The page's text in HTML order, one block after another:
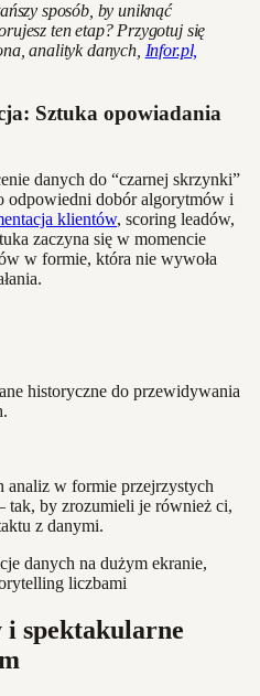
sposób, by uniknąć
ten etap? Przygotuj się
analityk danych, Infor.pl,
Sztuka opowiadania
danych do “czarnej skrzynki”
odpowiedni dobór algorytmów i
klientów, scoring leadów,
zaczyna się w momencie
w formie, która nie wywoła
historyczne do przewidywania
analiz w formie przejrzystych
tak, by zrozumieli je również ci,
z danymi.
i spektakularne